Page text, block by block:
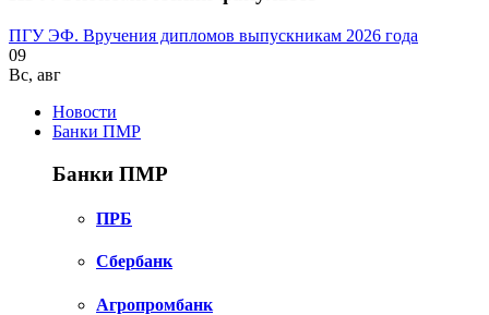
ПГУ ЭФ. Вручения дипломов выпускникам 2026 года
09
Вс, авг
Новости
Банки ПМР
Банки ПМР
ПРБ
Сбербанк
Агропромбанк